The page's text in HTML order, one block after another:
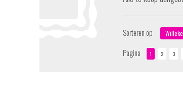
Sorteren op
Pagina